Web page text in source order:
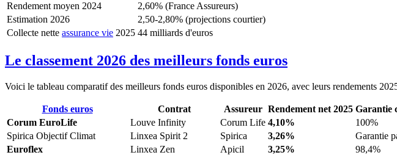
Rendement moyen 2024
2,60% (France Assureurs)
Estimation 2026
2,50-2,80% (projections courtier)
Collecte nette assurance vie 2025 44 milliards d'euros
Le classement 2026 des meilleurs fonds euros
Voici le tableau comparatif des meilleurs fonds euros disponibles en 2026, avec leurs rendements
Fonds euros Contrat Assureur Rendement net 2025 Garantie
Corum EuroLife
Louve Infinity Corum Life 4,10% 100%
Spirica Objectif Climat
Linxea Spirit 2 Spirica 3,26% Garantie
Euroflex
Linxea Zen Apicil 3,25% 98,4%